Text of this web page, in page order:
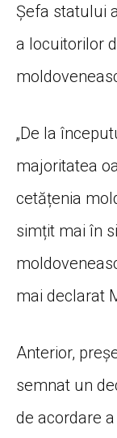
Șefa statului
a locuitorilor
„De la
majoritatea
cetățenia
simțit mai în
mai declarat
Anterior,
semnat un
de acordare